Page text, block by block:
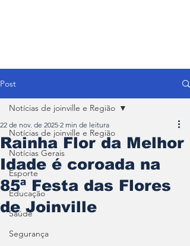
Post
Notícias de joinville e Região
Notícias Gerais
Esporte
Educação
Saúde
Segurança
Notícias de joinville e Região
Rainha Flor da Melhor
Idade é coroada na
85ª Festa das Flores
de Joinville
22 de nov. de 2025 2 min de leitura